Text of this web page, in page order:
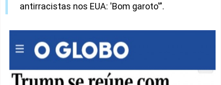
antirracistas nos EUA: 'Bom garoto'”.